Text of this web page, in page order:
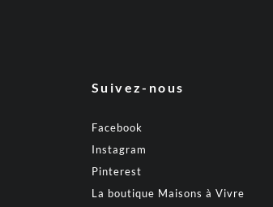
Suivez-nous
Facebook
Instagram
Pinterest
La boutique Maisons à Vivre